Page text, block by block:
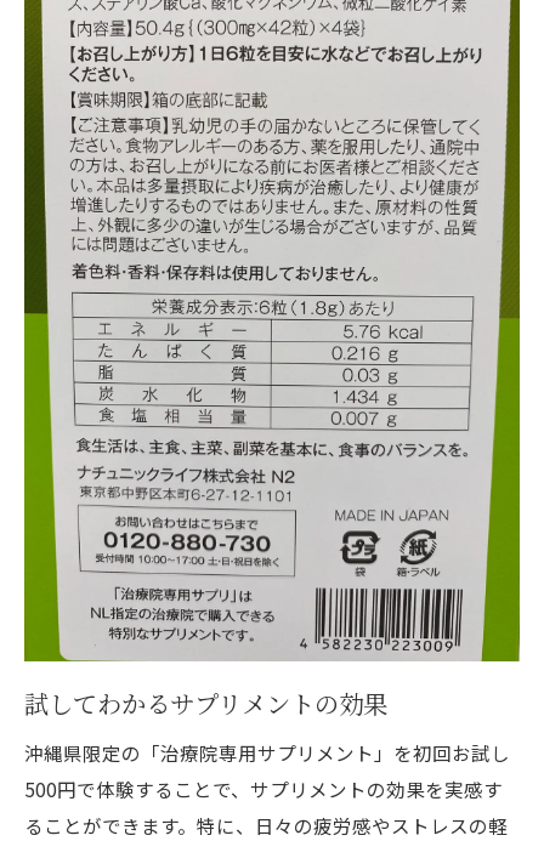
試してわかるサプリメントの効果
沖縄県限定の「治療院専用サプリメント」を初回お試し
500円で体験することで、サプリメントの効果を実感す
ることができます。特に、日々の疲労感やストレスの軽